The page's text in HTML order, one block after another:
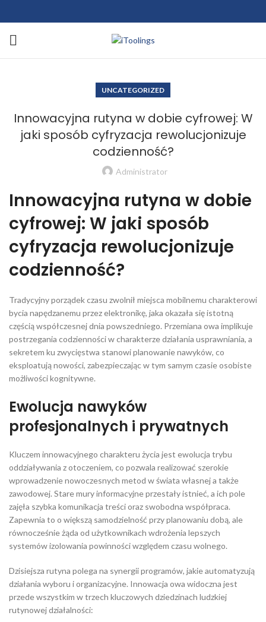
UNCATEGORIZED
Innowacyjna rutyna w dobie cyfrowej: W
jaki sposób cyfryzacja rewolucjonizuje
codzienność?
Administrator
Innowacyjna rutyna w dobie
cyfrowej: W jaki sposób
cyfryzacja rewolucjonizuje
codzienność?
Tradycyjny porządek czasu zwolnił miejsca mobilnemu charakterowi
bycia napędzanemu przez elektronikę, jaka okazała się istotną
częścią współczesnej dnia powszedniego. Przemiana owa implikuje
postrzegania codzienności w charakterze działania usprawniania, a
sekretem ku zwycięstwa stanowi planowanie nawyków, co
eksploatują nowości, zabezpieczając w tym samym czasie osobiste
możliwości kognitywne.
Ewolucja nawyków
profesjonalnych i prywatnych
Kluczem innowacyjnego charakteru życia jest ewolucja trybu
oddziaływania z otoczeniem, co pozwala realizować szerokie
wprowadzenie nowoczesnych metod w świata własnej a także
zawodowej. Stare mury informacyjne przestały istnieć, a ich pole
zajęła szybka komunikacja treści oraz swobodna współpraca.
Zapewnia to o większą samodzielność przy planowaniu dobą, ale
równocześnie żąda od użytkownikach wdrożenia lepszych
systemów izolowania powinności względem czasu wolnego.
Dzisiejsza rutyna polega na synergii programów, jakie automatyzują
działania wyboru i organizacyjne. Innowacja owa widoczna jest
przede wszystkim w trzech kluczowych dziedzinach ludzkiej
rutynowej działalności: